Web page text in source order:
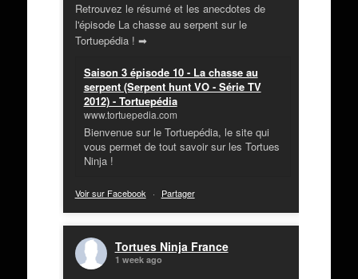
Retrouvez le résumé et les anecdotes de
l'épisode La chasse au serpent sur le
Tortuepédia ! ➡
Saison 3 épisode 10 - La chasse au
serpent (Serpent hunt VO - Série TV
2012) - Tortuepédia
www.tortuepedia.com
Bienvenue sur le Tortuepédia, le site qui
vous permet de tout savoir sur les Tortues
Ninja !
Voir sur Facebook · Partager
Tortues Ninja France
1 week ago